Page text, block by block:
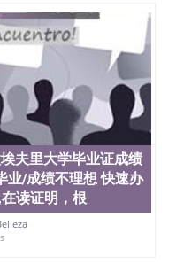
学历证书（San
大学学历证书
洲读书未毕业找人做
CQU中央昆士兰大
本科硕士做文凭/购
学历
澳洲读书未毕
澳洲读CQU中央
证书/澳洲读本科硕
绩单假文凭学历办
办理里昂大学毕
未顺利毕业/成绩不
在读证明，根据学
（可查）Université
夫里大学毕业证成绩
业/成绩不理想 快速办
读证明，根